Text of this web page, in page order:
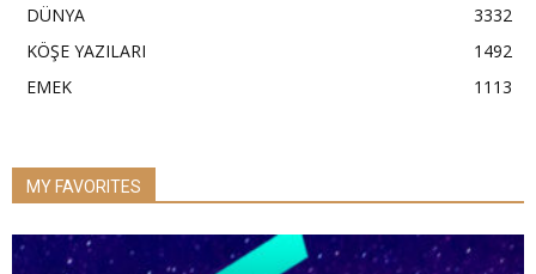
DÜNYA
3332
KÖŞE YAZILARI
1492
EMEK
1113
MY FAVORITES